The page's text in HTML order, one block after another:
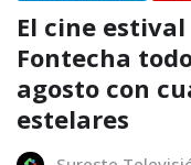
El cine
Fontecha
agosto con
estelares